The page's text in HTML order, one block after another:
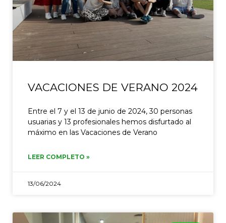
VACACIONES DE VERANO 2024
Entre el 7 y el 13 de junio de 2024, 30 personas
usuarias y 13 profesionales hemos disfurtado al
máximo en las Vacaciones de Verano
LEER COMPLETO »
13/06/2024